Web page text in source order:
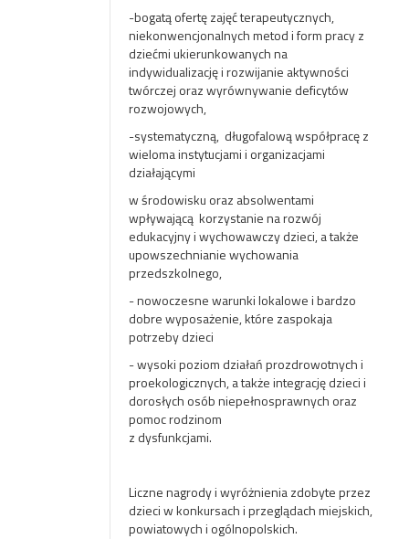
-bogatą ofertę zajęć terapeutycznych,
niekonwencjonalnych metod i form pracy z
dziećmi ukierunkowanych na
indywidualizację i rozwijanie aktywności
twórczej oraz wyrównywanie deficytów
rozwojowych,
-systematyczną, długofalową współpracę z
wieloma instytucjami i organizacjami
działającymi
w środowisku oraz absolwentami
wpływającą korzystanie na rozwój
edukacyjny i wychowawczy dzieci, a także
upowszechnianie wychowania
przedszkolnego,
- nowoczesne warunki lokalowe i bardzo
dobre wyposażenie, które zaspokaja
potrzeby dzieci
- wysoki poziom działań prozdrowotnych i
proekologicznych, a także integrację dzieci i
dorosłych osób niepełnosprawnych oraz
pomoc rodzinom
z dysfunkcjami.
Liczne nagrody i wyróżnienia zdobyte przez
dzieci w konkursach i przeglądach miejskich,
powiatowych i ogólnopolskich.